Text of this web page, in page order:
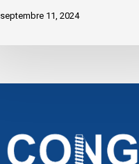
septembre 11, 2024